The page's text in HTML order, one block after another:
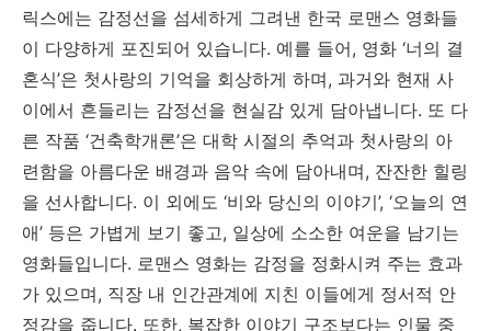
릭스에는 감정선을 섬세하게 그려낸 한국 로맨스 영화들
이 다양하게 포진되어 있습니다. 예를 들어, 영화 ‘너의 결
혼식’은 첫사랑의 기억을 회상하게 하며, 과거와 현재 사
이에서 흔들리는 감정선을 현실감 있게 담아냅니다. 또 다
른 작품 ‘건축학개론’은 대학 시절의 추억과 첫사랑의 아
련함을 아름다운 배경과 음악 속에 담아내며, 잔잔한 힐링
을 선사합니다. 이 외에도 ‘비와 당신의 이야기’, ‘오늘의 연
애’ 등은 가볍게 보기 좋고, 일상에 소소한 여운을 남기는
영화들입니다. 로맨스 영화는 감정을 정화시켜 주는 효과
가 있으며, 직장 내 인간관계에 지친 이들에게 정서적 안
정감을 줍니다. 또한, 복잡한 이야기 구조보다는 인물 중